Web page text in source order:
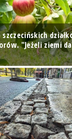
"Jeżeli ziemi